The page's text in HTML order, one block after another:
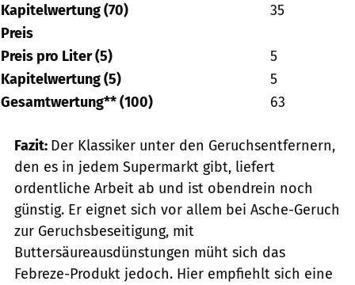
Kapitelwertung (70)
35
Preis
Preis pro Liter (5)
5
Kapitelwertung (5)
5
Gesamtwertung** (100)
63
Fazit: Der Klassiker unter den Geruchsentfernern,
den es in jedem Supermarkt gibt, liefert
ordentliche Arbeit ab und ist obendrein noch
günstig. Er eignet sich vor allem bei Asche-Geruch
zur Geruchsbeseitigung, mit
Buttersäureausdünstungen müht sich das
Febreze-Produkt jedoch. Hier empfiehlt sich eine